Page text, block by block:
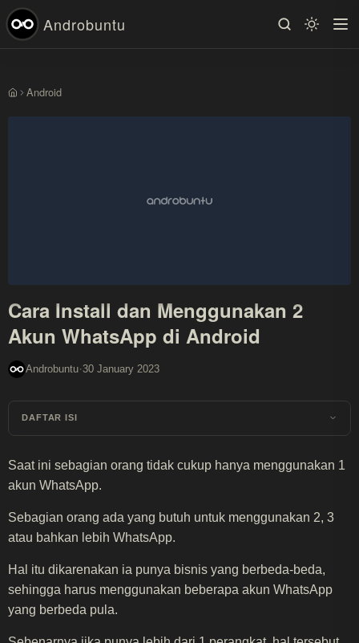
Androbuntu
BerandaAndroid
Cara Install dan Menggunakan 2
Akun WhatsApp di Android
Androbuntu·30 January 2023
DAFTAR ISI
Saat ini sebagian orang tidak cukup hanya menggunakan 1
akun WhatsApp.
Sebagian orang ada yang butuh untuk menggunakan 2, 3
atau bahkan lebih WhatsApp.
Hal itu dikarenakan ia punya bisnis yang berbeda-beda,
sehingga harus menggunakan beberapa akun WhatsApp
yang berbeda pula.